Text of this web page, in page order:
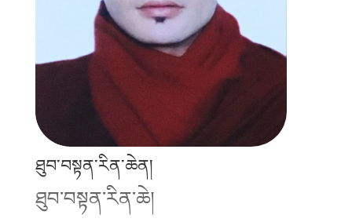
ཐུབ་བསྟན་རིན་ཆེན།
ཐུབ་བསྟན་རིན་ཆེ།